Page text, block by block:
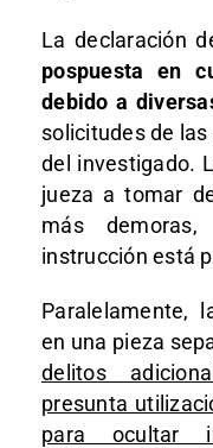
La declaración
pospuesta en
debido a
solicitudes de
del investigado.
jueza a tomar
más
instrucción está
Paralelamente,
en una pieza
delitos
presunta
para ocultar